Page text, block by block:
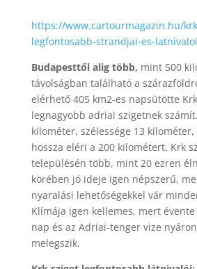
https://www.cartourmagazin.hu/
legfontosabb-strandjai-es-
Budapesttől alig több, mint 500
távolságban található a
elérhető 405 km2-es napsütötte
legnagyobb adriai szigetnek
kilométer, szélessége 13
hossza eléri a 200 kilométert. Krk
településén több, mint 20 ezren
körében jó ideje igen népszerű,
nyaralási lehetőségekkel vár
Klímája igen kellemes, mert
nap és az Adriai-tenger vize
melegszik.